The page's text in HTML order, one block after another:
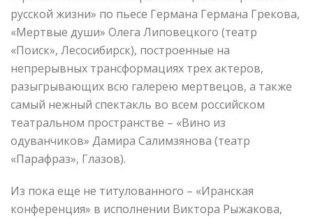
русской жизни» по пьесе Германа Германа Грекова,
«Мертвые души» Олега Липовецкого (театр
«Поиск», Лесосибирск), построенные на
непрерывных трансформациях трех актеров,
разыгрывающих всю галерею мертвецов, а также
самый нежный спектакль во всем российском
театральном пространстве – «Вино из
одуванчиков» Дамира Салимзянова (театр
«Парафраз», Глазов).
Из пока еще не титулованного – «Иранская
конференция» в исполнении Виктора Рыжакова,